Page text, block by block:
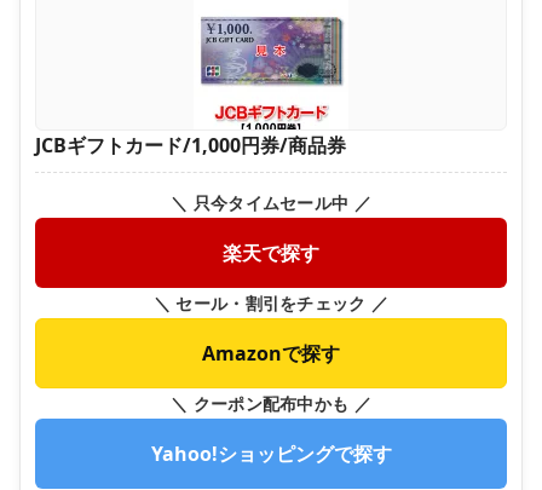
JCBギフトカード/1,000円券/商品券
＼ 只今タイムセール中 ／
楽天で探す
＼ セール・割引をチェック ／
Amazonで探す
＼ クーポン配布中かも ／
Yahoo!ショッピングで探す